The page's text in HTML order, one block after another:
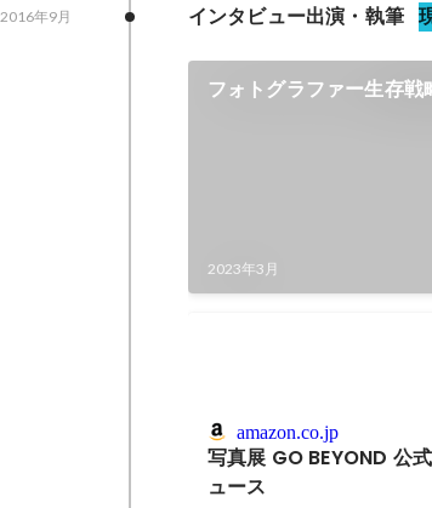
インタビュー出演・執筆
2016年9月
フォトグラファー生存戦
2023年3月
amazon.co.jp
写真展 GO BEYOND 公
ュース